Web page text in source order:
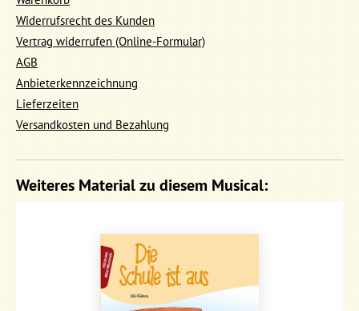
Widerrufsrecht des Kunden
Vertrag widerrufen (Online-Formular)
AGB
Anbieterkennzeichnung
Lieferzeiten
Versandkosten und Bezahlung
Weiteres Material zu diesem Musical: